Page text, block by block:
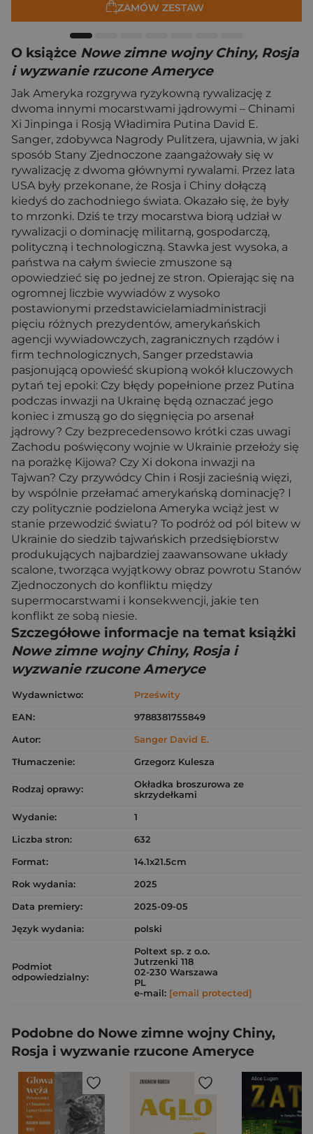
ZAMÓW ZESTAW
O książce Nowe zimne wojny Chiny, Rosja
i wyzwanie rzucone Ameryce
Jak Ameryka rozgrywa ryzykowną rywalizację z
dwoma innymi mocarstwami jądrowymi – Chinami
Xi Jinpinga i Rosją Władimira Putina David E.
Sanger, zdobywca Nagrody Pulitzera, ujawnia, w jaki
sposób Stany Zjednoczone zaangażowały się w
rywalizację z dwoma głównymi rywalami. Przez lata
USA były przekonane, że Rosja i Chiny dołączą
kiedyś do zachodniego świata. Okazało się, że były
to mrzonki. Dziś te trzy mocarstwa biorą udział w
rywalizacji o dominację militarną, gospodarczą,
polityczną i technologiczną. Stawka jest wysoka, a
państwa na całym świecie zmuszone są
opowiedzieć się po jednej ze stron. Opierając się na
ogromnej liczbie wywiadów z wysoko
postawionymi przedstawicielamiadministracji
pięciu różnych prezydentów, amerykańskich
agencji wywiadowczych, zagranicznych rządów i
firm technologicznych, Sanger przedstawia
pasjonującą opowieść skupioną wokół kluczowych
pytań tej epoki: Czy błędy popełnione przez Putina
podczas inwazji na Ukrainę będą oznaczać jego
koniec i zmuszą go do sięgnięcia po arsenał
jądrowy? Czy bezprecedensowo krótki czas uwagi
Zachodu poświęcony wojnie w Ukrainie przełoży się
na porażkę Kijowa? Czy Xi dokona inwazji na
Tajwan? Czy przywódcy Chin i Rosji zacieśnią więzi,
by wspólnie przełamać amerykańską dominację? I
czy politycznie podzielona Ameryka wciąż jest w
stanie przewodzić światu? To podróż od pól bitew w
Ukrainie do siedzib tajwańskich przedsiębiorstw
produkujących najbardziej zaawansowane układy
scalone, tworząca wyjątkowy obraz powrotu Stanów
Zjednoczonych do konfliktu między
supermocarstwami i konsekwencji, jakie ten
konflikt ze sobą niesie.
Szczegółowe informacje na temat książki
Nowe zimne wojny Chiny, Rosja i
wyzwanie rzucone Ameryce
Wydawnictwo:
Prześwity
EAN:
9788381755849
Autor:
Sanger David E.
Tłumaczenie:
Grzegorz Kulesza
Rodzaj oprawy:
Okładka broszurowa ze
skrzydełkami
Wydanie:
1
Liczba stron:
632
Format:
14.1x21.5cm
Rok wydania:
2025
Data premiery:
2025-09-05
Język wydania:
polski
Podmiot
odpowiedzialny:
Poltext sp. z o.o.
Jutrzenki 118
02-230 Warszawa
PL
e-mail: [email protected]
Podobne do Nowe zimne wojny Chiny,
Rosja i wyzwanie rzucone Ameryce